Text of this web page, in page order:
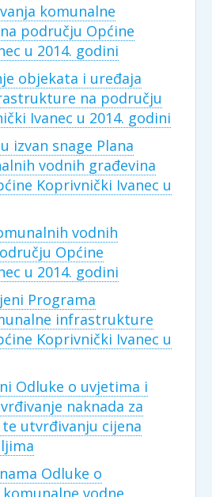
komunalne
području Općine
u 2014. godini
objekata i uređaja
na području
Ivanec u 2014. godini
izvan snage Plana
vodnih građevina
Koprivnički Ivanec u
vodnih
Općine
u 2014. godini
Programa
infrastrukture
Koprivnički Ivanec u
Odluke o uvjetima i
naknada za
utvrđivanju cijena
Odluke o
vodne